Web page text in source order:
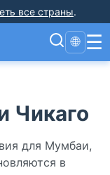
все страны.
🌐 ☰
Чикаго
для Мумбаи,
в